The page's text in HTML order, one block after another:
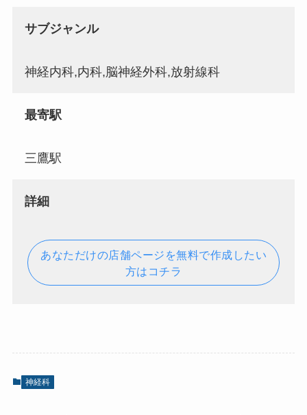
サブジャンル
神経内科,内科,脳神経外科,放射線科
最寄駅
三鷹駅
詳細
あなただけの店舗ページを無料で作成したい
方はコチラ
神経科